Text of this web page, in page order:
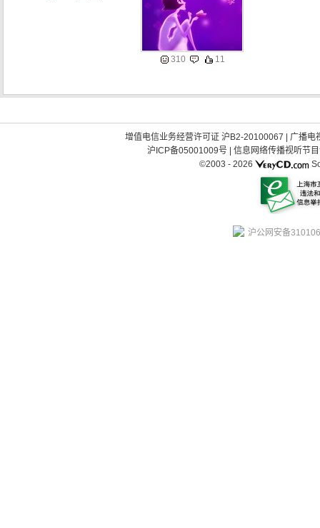
310 11
增值电信业务经营许可证 沪B2-20100067
广播电
沪ICP备05001009号| 信息网络传播视听节
©2003 - 2026
沪公网安备